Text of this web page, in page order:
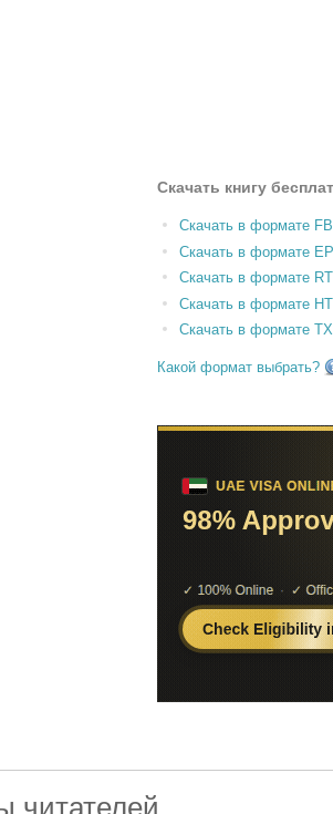
Скачать книгу
Скачать в формате
Скачать в формате
Скачать в формате
Скачать в формате
Скачать в формате
Какой формат выбрать?
читателей